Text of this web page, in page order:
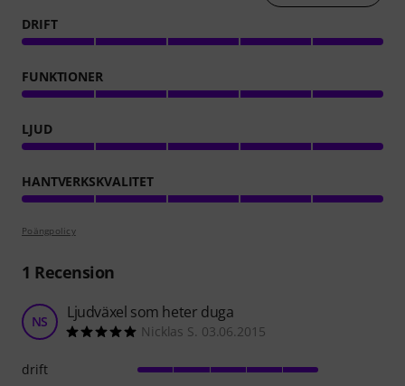
DRIFT
FUNKTIONER
LJUD
HANTVERKSKVALITET
Poängpolicy
1 Recension
NS Ljudväxel som heter duga
Nicklas S. 03.06.2015
drift